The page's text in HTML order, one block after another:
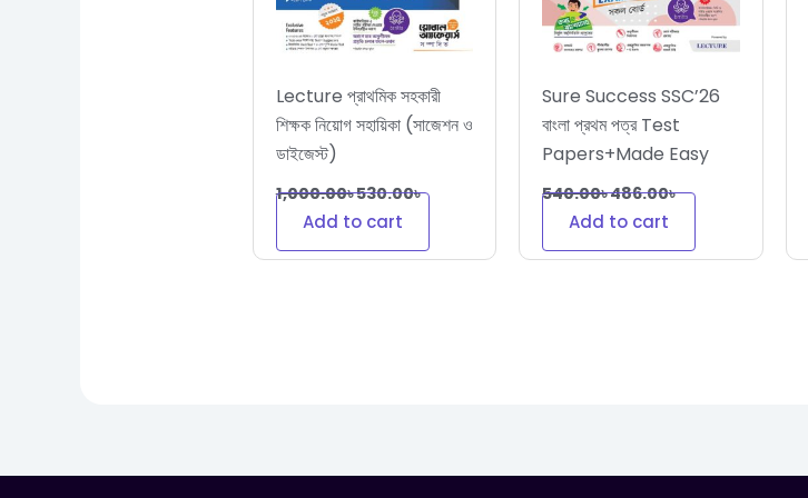
Lecture প্রাথমিক সহকারী
শিক্ষক নিয়োগ সহায়িকা (সাজেশন ও
ডাইজেস্ট)
1,000.00৳530.00৳
Add to cart
Sure Success SSC’26
বাংলা প্রথম পত্র Test
Papers+Made Easy
540.00৳486.00৳
Add to cart